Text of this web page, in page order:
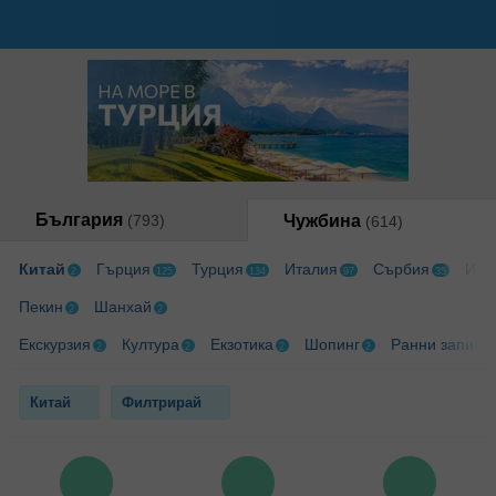
България (793) Чужбина (614)
Китай 2 Гърция 125 Турция 134 Италия 97 Сърбия 35
Пекин 2 Шанхай 2
Екскурзия 2 Култура 2 Екзотика 2 Шопинг 2 Ранни
Китай Филтрирай